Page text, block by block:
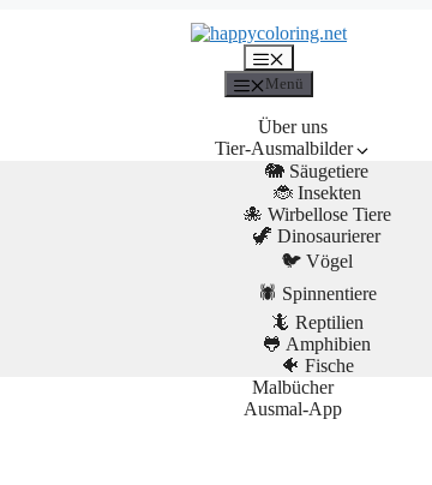
Menü
Über uns
Tier-Ausmalbilder
🐘 Säugetiere
🐞 Insekten
🐙 Wirbellose Tiere
🦖 Dinosaurierer
🐦 Vögel
🕷️ Spinnentiere
🦎 Reptilien
🐸 Amphibien
🐠 Fische
Malbücher
Ausmal-App